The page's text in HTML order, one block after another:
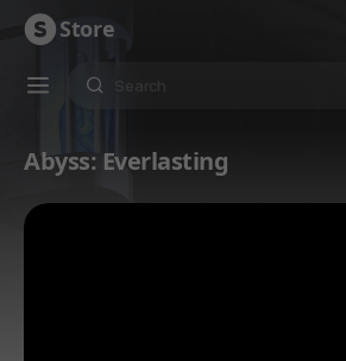
Store
Abyss: Everlasting